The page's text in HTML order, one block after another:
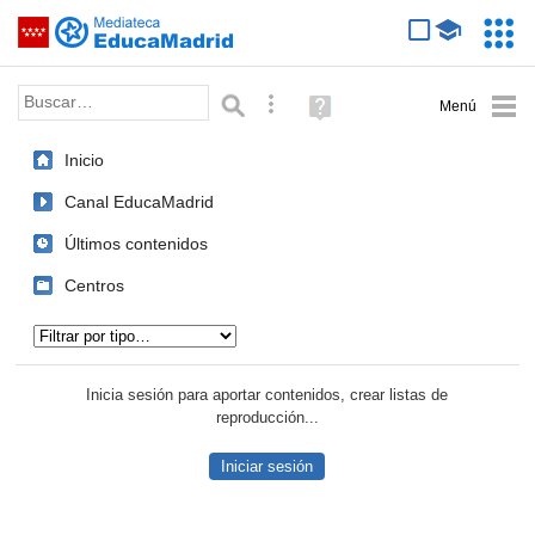
Saltar navegación
Palabra o frase: Búsqueda avanzada
Ayuda
(en
Inicio
Canal EducaMadrid
Últimos contenidos
Centros
Inicia sesión para aportar contenidos, crear listas de
reproducción...
Iniciar sesión